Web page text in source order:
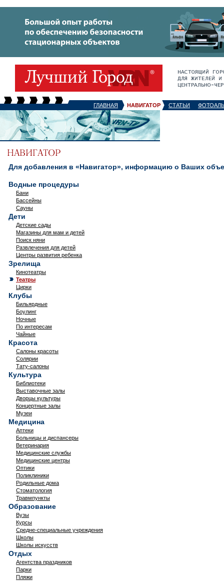
ГЛАВНАЯ НАВИГАТОР СТАТЬИ
Для добавления в «Навигатор», информацию о Ваших
Водные процедуры
Бани
Бассейны
Сауны
Дети
Детские сады
Магазины для мам и детей
Поиск няни
Развлечения для детей
Центры развития ребенка
Зрелища
Кинотеатры
Театры
Цирки
Клубы
Бильярдные
Боулинг
Ночные
По интересам
Чайные
Красота
Салоны красоты
Солярии
Тату-салоны
Культура
Библиотеки
Выставочные залы
Дворцы культуры
Концертные залы
Музеи
Медицина
Аптеки
Больницы и диспансеры
Ветеринария
Медицинские службы
Медицинские центры
Оптики
Поликлиники
Родильные дома
Стоматология
Травмпункты
Образование
Вузы
Курсы
Средне-специальные учреждения
Школы
Школы искусств
Отдых
Агентства праздников
Парки
Пляжи